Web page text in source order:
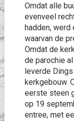
Omdat alle
evenveel
hadden, werd
waarvan de
Omdat de
de parochie
leverde
kerkgebouw.
eerste steen
op 19
entree, met